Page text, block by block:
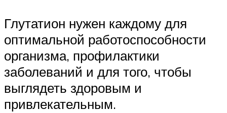
Глутатион нужен каждому для
оптимальной работоспособности
организма, профилактики
заболеваний и для того, чтобы
выглядеть здоровым и
привлекательным.